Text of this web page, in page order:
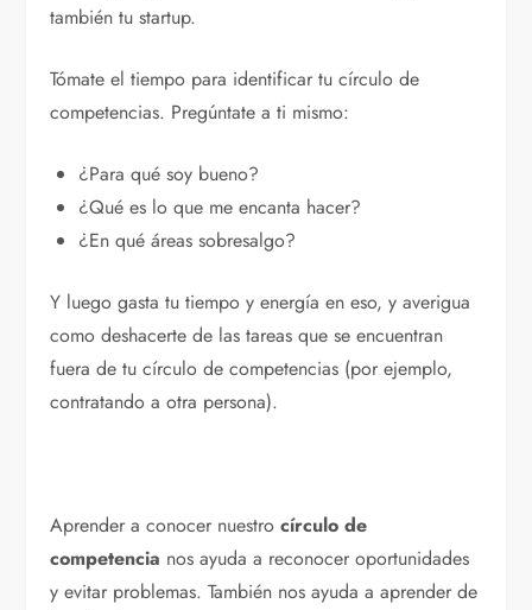
también tu startup.
Tómate el tiempo para identificar tu círculo de
competencias. Pregúntate a ti mismo:
¿Para qué soy bueno?
¿Qué es lo que me encanta hacer?
¿En qué áreas sobresalgo?
Y luego gasta tu tiempo y energía en eso, y averigua
como deshacerte de las tareas que se encuentran
fuera de tu círculo de competencias (por ejemplo,
contratando a otra persona).
Aprender a conocer nuestrocírculo de
competencia nos ayuda a reconocer oportunidades
y evitar problemas. También nos ayuda a aprender de